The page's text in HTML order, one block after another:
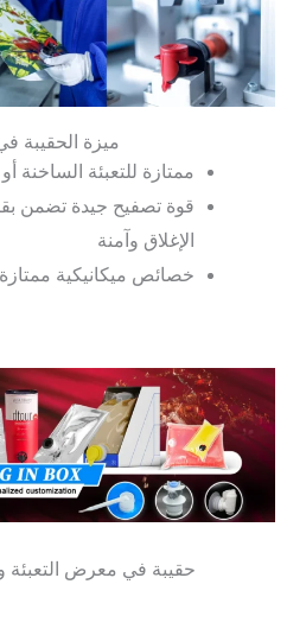
ميزة الحقيبة
ممتازة للتعبئة الساخنة أو
قوة تصفيح جيدة تضمن
الإغلاق وآمنة
خصائص ميكانيكية
حقيبة في معرض التعبئة